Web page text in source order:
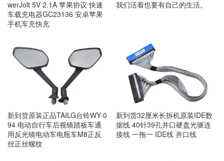
werJolt 5V 2.1A 苹果协议 快速
车载充电器GC23136 安卓苹果
手机车充快充
我们活着也要有自己的生活。
新到货原装正品TAILG台铃WY-0
94 电动自行车后视镜踏板车通
用反光镜电动车电瓶车M8正反
丝正丝螺纹
新到货32厘米长拆机原装IDE数
据线 40针39孔并口硬盘光驱连
接线 一拖一 IDE线 并口线